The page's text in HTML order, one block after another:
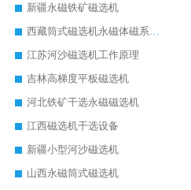
新疆永磁铁矿磁选机
西藏筒式磁选机永磁体磁系设计
江苏河沙磁选机工作原理
吉林高梯度平板磁选机
河北铁矿干选永磁磁选机
江西磁选机干选设备
新疆小型河沙磁选机
山西永磁筒式磁选机